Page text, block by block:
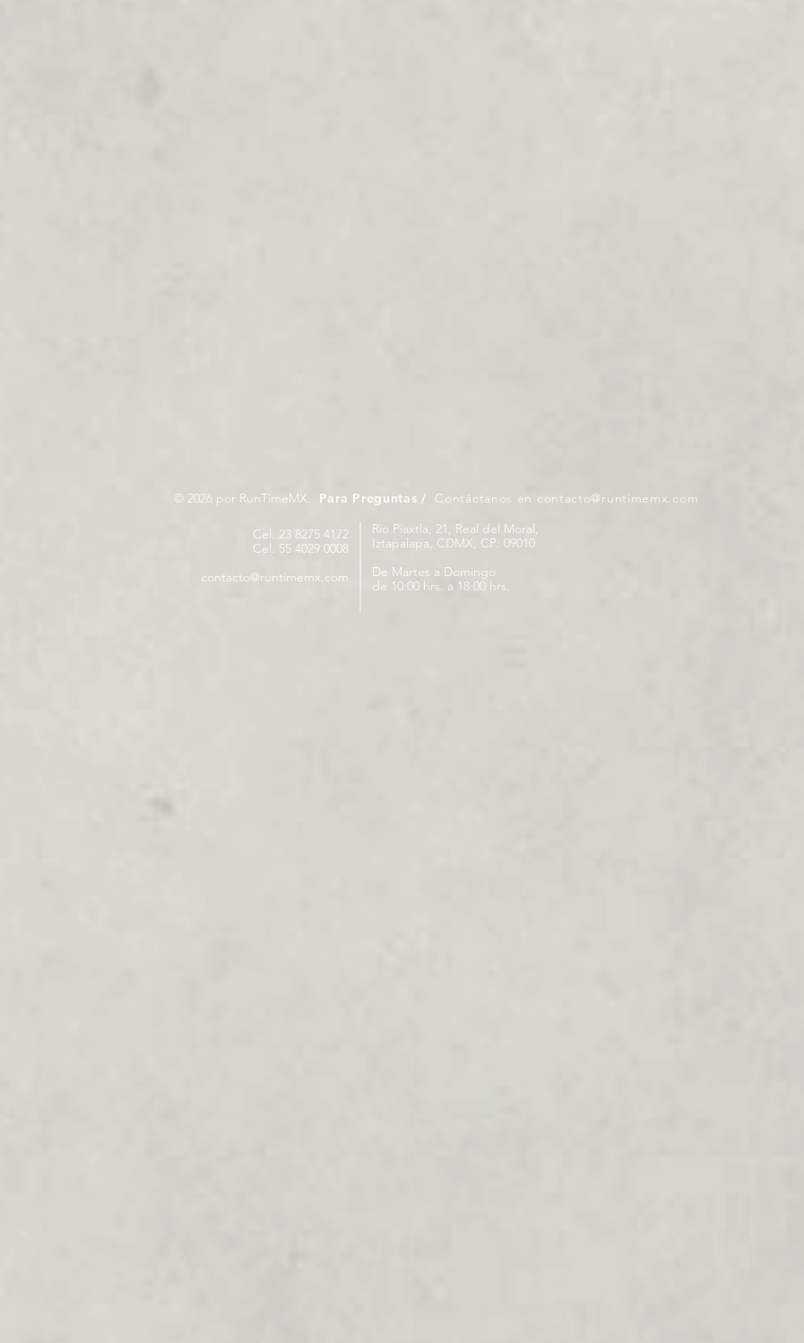
© 2026 por RunTimeMX. Para Preguntas / Contáctanos en contacto@runtimemx.com
Rio Piaxtla, 21, Real del Moral,
Iztapalapa, CDMX, CP: 09010
De Martes a Domingo
de 10:00 hrs. a 18:00 hrs.
Cel. 23 8275 4172
Cel. 55 4029 0008
contacto@runtimemx.com